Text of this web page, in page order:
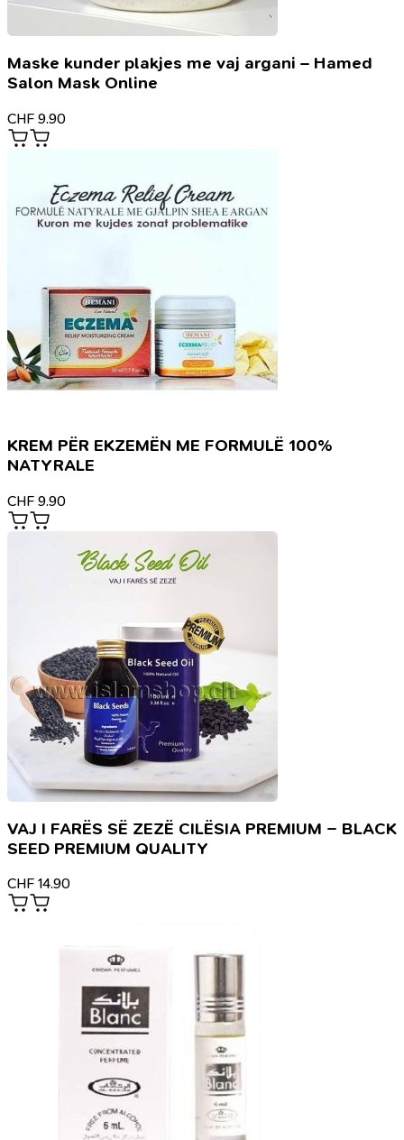
Maske kunder plakjes me vaj argani – Hamed
Salon Mask Online
CHF 9.90
KREM PËR EKZEMËN ME FORMULË 100%
NATYRALE
CHF 9.90
VAJ I FARËS SË ZEZË CILËSIA PREMIUM – BLACK
SEED PREMIUM QUALITY
CHF 14.90